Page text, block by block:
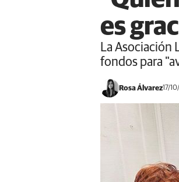
es
La Asociación
fondos para
Rosa Álvarez17/